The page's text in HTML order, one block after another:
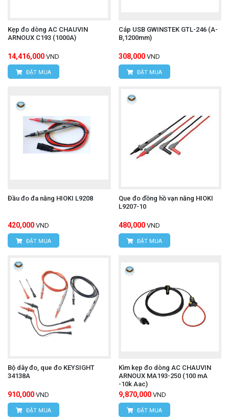
(Magnetic Adapter Set).
Màu sắc: Đỏ và Đen.
Mục đích sử dụng: Gắn vào đầu của các dây dẫn
kiểm tra (test leads) có đầu cắm chuối 4mm, đặc
biệt là các dây đo của Hioki như L4930 hoặc
L4940.
Đường kính: Khoảng ϕ7 mm (0.43 inch).
Khả năng tương thích vít: Tương thích với các
Tiêu chuẩn an toàn: CAT III 1000V. Tiêu chuẩn
này cho thấy L4937 an toàn để sử dụng trong môi
trường điện công nghiệp, trên các bảng phân phối
Dòng điện tối đa: Dòng điện định mức cho phép
của adapter không được chỉ rõ cụ thể trên mọi
nguồn, nhưng nó được thiết kế để làm việc với
các dây đo và đồng hồ vạn năng có khả năng đo
Tìm hiểu thêm:
Máy đo nhiệt độ bằng hồng
ngoại FLUKE 59 MAX
Kẹp đo dòng AC CHAUVIN
ARNOUX C193 (1000A)
14,416,000 VND
ĐẶT MUA
Cáp USB GWINSTEK GTL-246 (A-
B,1200mm)
308,000 VND
ĐẶT MUA
Đầu đo đa năng HIOKI L9208
420,000 VND
ĐẶT MUA
Que đo đồng hồ vạn năng HIOKI
L9207-10
480,000 VND
ĐẶT MUA
Bộ dây đo, que đo KEYSIGHT
34138A
910,000 VND
ĐẶT MUA
Kìm kẹp đo dòng AC CHAUVIN
ARNOUX MA193-250 (100 mA
-10k Aac)
9,870,000 VND
ĐẶT MUA